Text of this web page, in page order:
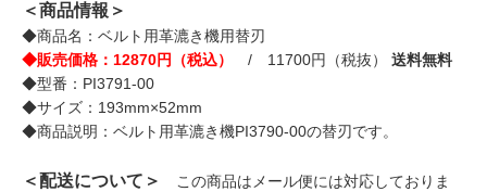
＜商品情報＞
◆商品名：ベルト用革漉き機用替刃
◆販売価格：12870円（税込）
/ 11700円（税抜） 送料無料
◆型番：PI3791-00
◆サイズ：193mm×52mm
◆商品説明：ベルト用革漉き機PI3790-00の替刃です。
＜配送について＞
この商品はメール便には対応しておりま